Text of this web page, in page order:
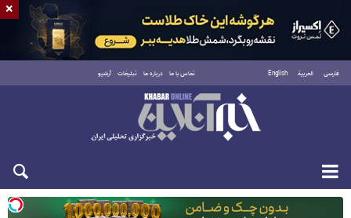
فارسی العربية English تماس با ما درباره ما تبلیغات آرشیو
یکشنبه ۱۸ مرداد ۱۴۰۵
×